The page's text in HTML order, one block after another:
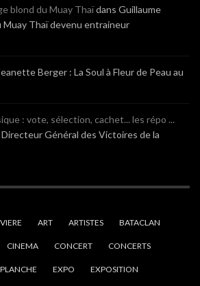
blond du Muay Thaïdans Guillaume
Muay Thaï devenu entraineur
Berger : La Soul à Fleur de Peau au
: vote, sélection, cachet... les répo ...
Général des Victoires de la
ART ARTISTES BATACLAN
CINEMA CONCERT CONCERTS
EXPO EXPOSITION